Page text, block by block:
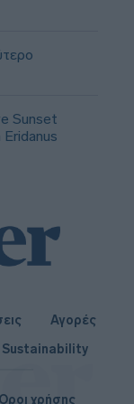
Sunset
Αγορές
Sustainability
χρήσης